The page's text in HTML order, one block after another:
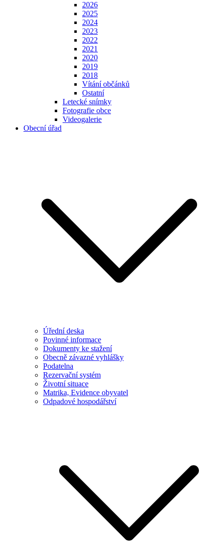
2026
2025
2024
2023
2022
2021
2020
2019
2018
Vítání občánků
Ostatní
Letecké snímky
Fotografie obce
Videogalerie
Obecní úřad
Úřední deska
Povinné informace
Dokumenty ke stažení
Obecně závazné vyhlášky
Podatelna
Rezervační systém
Životní situace
Matrika, Evidence obyvatel
Odpadové hospodářství